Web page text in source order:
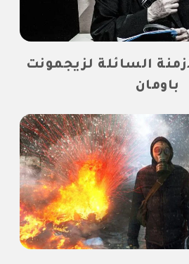
السائلة لزيجمونت
باومان